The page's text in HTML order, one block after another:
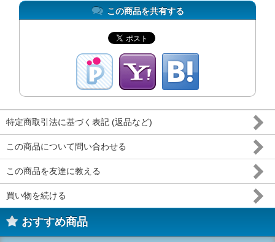
この商品を共有する
特定商取引法に基づく表記 (返品など)
この商品について問い合わせる
この商品を友達に教える
買い物を続ける
おすすめ商品